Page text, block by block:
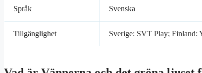
Språk Svenska
Tillgänglighet Sverige: SVT Play; Finland: